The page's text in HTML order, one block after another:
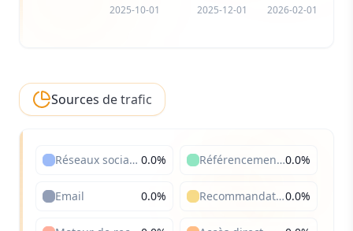
2025-10-01 2025-12-01 2026-02-01
Sources de trafic
Réseaux sociaux 0.0% Référencement payant0.0%
Email 0.0% Recommandations0.0%